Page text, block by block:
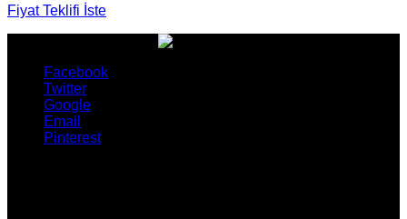
Fiyat Teklifi İste
Facebook
Twitter
Google
Email
Pinterest